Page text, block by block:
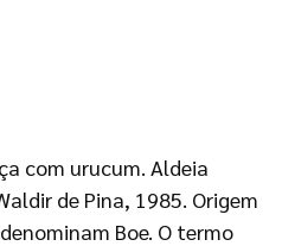
com urucum. Aldeia
de Pina, 1985. Origem
Boe. O termo